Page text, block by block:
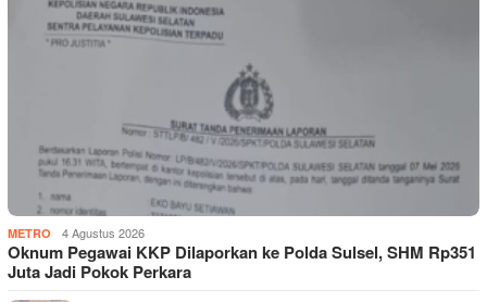
METRO 4 Agustus 2026
Oknum Pegawai KKP Dilaporkan ke Polda Sulsel, SHM Rp351
Juta Jadi Pokok Perkara